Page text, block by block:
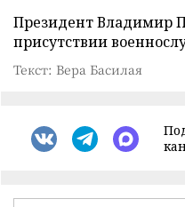
Президент Владимир
присутствии
Текст: Вера Басилая